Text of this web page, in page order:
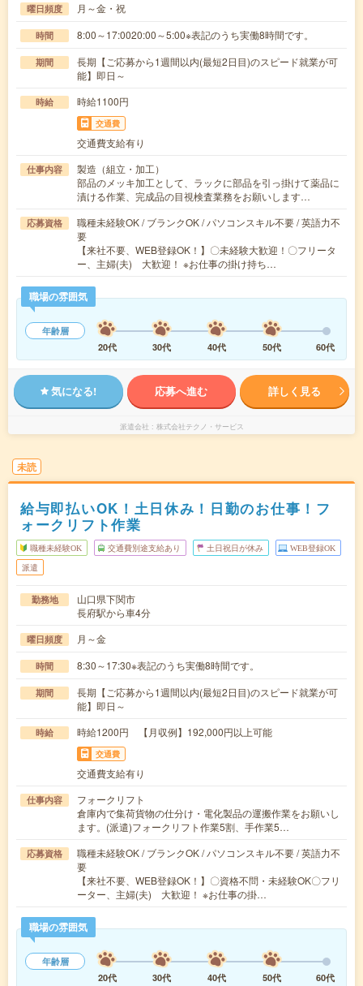
曜日頻度 月～金・祝
時間 8:00～17:0020:00～5:00※表記のうち実働8時間です。
期間
長期【ご応募から1週間以内(最短2日目)のスピード就業が可
能】即日～
時給 時給1100円
交通費
交通費支給有り
仕事内容
製造（組立・加工）
部品のメッキ加工として、ラックに部品を引っ掛けて薬品に
漬ける作業、完成品の目視検査業務をお願いします…
応募資格
職種未経験OK / ブランクOK / パソコンスキル不要 / 英語力不
要
【来社不要、WEB登録OK！】〇未経験大歓迎！〇フリータ
ー、主婦(夫) 大歓迎！ ※お仕事の掛け持ち…
職場の雰囲気
年齢層
20代
30代 40代 50代 60代
気になる! 応募へ進む 詳しく見る
派遣会社 株式会社テクノ・サービス
未読
給与即払いOK！土日休み！日勤のお仕事！フ
ォークリフト作業
職種未経験OK 交通費別途支給あり 土日祝日が休み WEB登録OK
派遣
勤務地
山口県下関市
長府駅から車4分
曜日頻度 月～金
時間 8:30～17:30※表記のうち実働8時間です。
期間
長期【ご応募から1週間以内(最短2日目)のスピード就業が可
能】即日～
時給 時給1200円 【月収例】192,000円以上可能
交通費
交通費支給有り
仕事内容
フォークリフト
倉庫内で集荷貨物の仕分け・電化製品の運搬作業をお願いし
ます。(派遣)フォークリフト作業5割、手作業5…
応募資格
職種未経験OK / ブランクOK / パソコンスキル不要 / 英語力不
要
【来社不要、WEB登録OK！】〇資格不問・未経験OK〇フリ
ーター、主婦(夫) 大歓迎！ ※お仕事の掛…
職場の雰囲気
年齢層
20代
30代 40代 50代 60代